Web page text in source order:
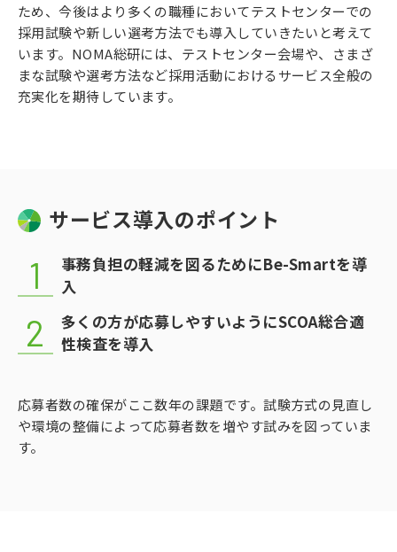
ため、今後はより多くの職種においてテストセンターでの
採用試験や新しい選考方法でも導入していきたいと考えて
います。NOMA総研には、テストセンター会場や、さまざ
まな試験や選考方法など採用活動におけるサービス全般の
充実化を期待しています。
サービス導入のポイント
事務負担の軽減を図るためにBe-Smartを導
入
多くの方が応募しやすいようにSCOA総合適
性検査を導入
応募者数の確保がここ数年の課題です。試験方式の見直し
や環境の整備によって応募者数を増やす試みを図っていま
す。